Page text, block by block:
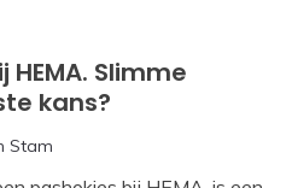
Slimme
kans?
Stam